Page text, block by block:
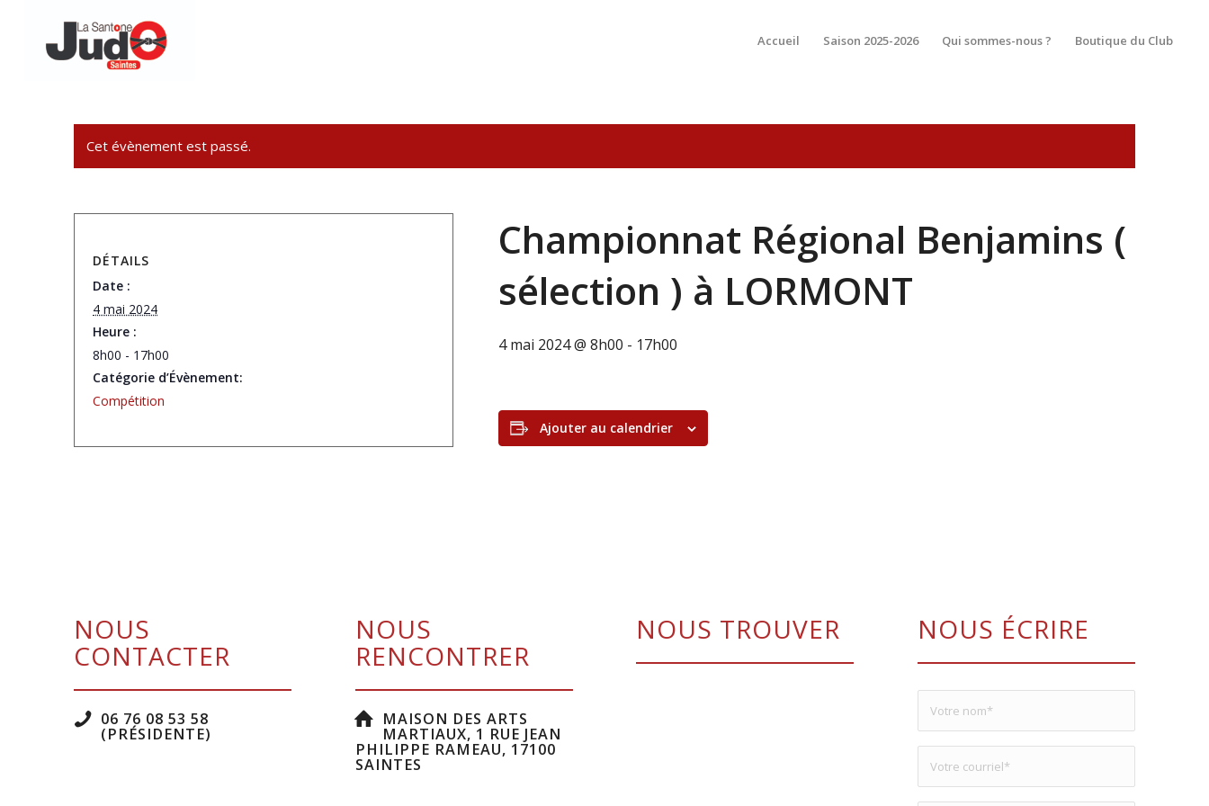
Accueil Saison 2025-2026 Qui sommes-nous ? Boutique du Club
Cet évènement est passé.
Championnat Régional Benjamins (
sélection ) à LORMONT
4 mai 2024 @ 8h00 - 17h00
Ajouter au calendrier
DÉTAILS
Date :
4 mai 2024
Heure :
8h00 - 17h00
Catégorie d’Évènement:
Compétition
NOUS
CONTACTER
06 76 08 53 58
(PRÉSIDENTE)
NOUS
RENCONTRER
MAISON DES ARTS
MARTIAUX, 1 RUE JEAN
PHILIPPE RAMEAU, 17100
SAINTES
NOUS TROUVER NOUS ÉCRIRE